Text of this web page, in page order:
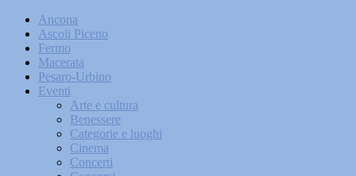
Ancona
Ascoli Piceno
Fermo
Macerata
Pesaro-Urbino
Eventi
Arte e cultura
Benessere
Categorie e luoghi
Cinema
Concerti